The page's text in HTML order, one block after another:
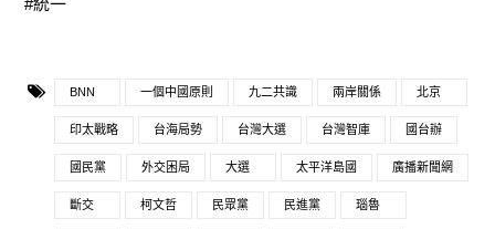
#統一
BNN 一個中國原則 九二共識 兩岸關係 北京
印太戰略 台海局勢 台灣大選 台灣智庫 國台辦
國民黨 外交困局 大選 太平洋島國 廣播新聞網
斷交 柯文哲 民眾黨 民進黨 瑙魯